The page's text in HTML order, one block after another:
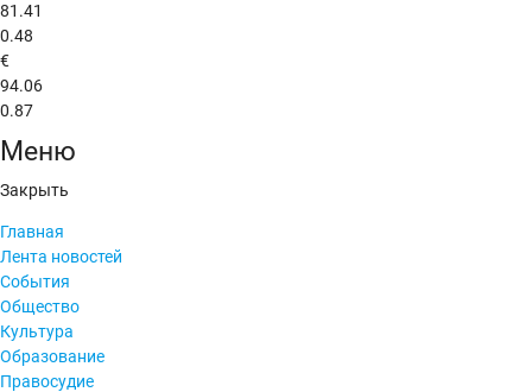
81.41
0.48
€
94.06
0.87
Меню
Закрыть
Главная
Лента новостей
События
Общество
Культура
Образование
Правосудие